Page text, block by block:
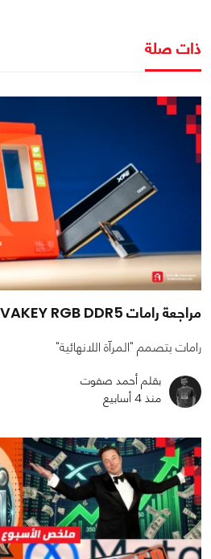
ذات صلة
مراجعة رامات XPG NOVAKEY RGB DDR5
رامات بتصمم "المرآة اللانهائية"
بقلم أحمد صفوت
منذ 4 أسابيع